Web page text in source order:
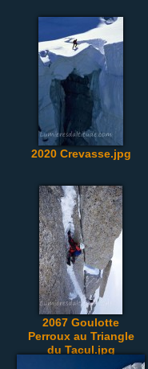
2020 Crevasse.jpg
2067 Goulotte
Perroux au Triangle
du Tacul.jpg